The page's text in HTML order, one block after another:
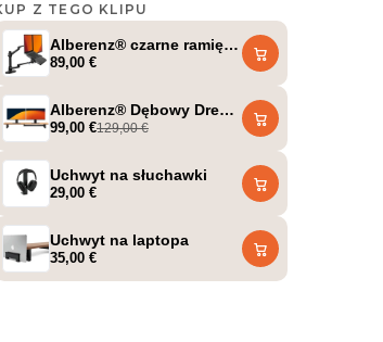
na laptopa + stojak na tablet + uchwyt na
pod monitor – 2 monitory
sprężyną – ciemnoszare
@a_ilterish
Z TEGO KLIPU
Alberenz® czarne ramię do monitora laptopa
89,00 €
Alberenz® Dębowy Drewniany Podstawka
99,00 €129,00 €
Uchwyt na słuchawki
29,00 €
Uchwyt na laptopa
35,00 €